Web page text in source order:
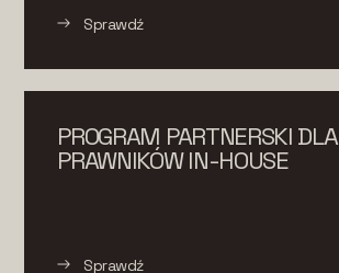
Sprawdź
PROGRAM PARTNERSKI DLA
PRAWNIKÓW IN-HOUSE
Sprawdź